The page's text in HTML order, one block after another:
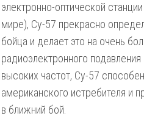
электронно-оптической
мире), Су-57 прекрасно
бойца и делает это на очень
радиоэлектронного
высоких частот, Су-57
американского истребителя и
в ближний бой.